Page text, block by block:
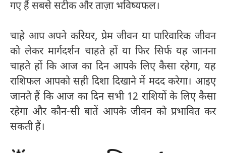
गए हैं सबसे सटीक और ताज़ा भविष्यफल।
चाहे आप अपने करियर, प्रेम जीवन या पारिवारिक जीवन
को लेकर मार्गदर्शन चाहते हों या फिर सिर्फ यह जानना
चाहते हों कि आज का दिन आपके लिए कैसा रहेगा, यह
राशिफल आपको सही दिशा दिखाने में मदद करेगा। आइए
जानते हैं कि आज का दिन सभी 12 राशियों के लिए कैसा
रहेगा और कौन-सी बातें आपके जीवन को प्रभावित कर
सकती हैं।